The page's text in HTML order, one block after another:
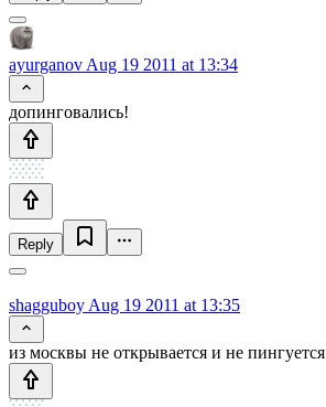
ayurganov Aug 19 2011 at 13:34
допинговались!
Reply
shagguboy Aug 19 2011 at 13:35
из москвы не открывается и не пингуется